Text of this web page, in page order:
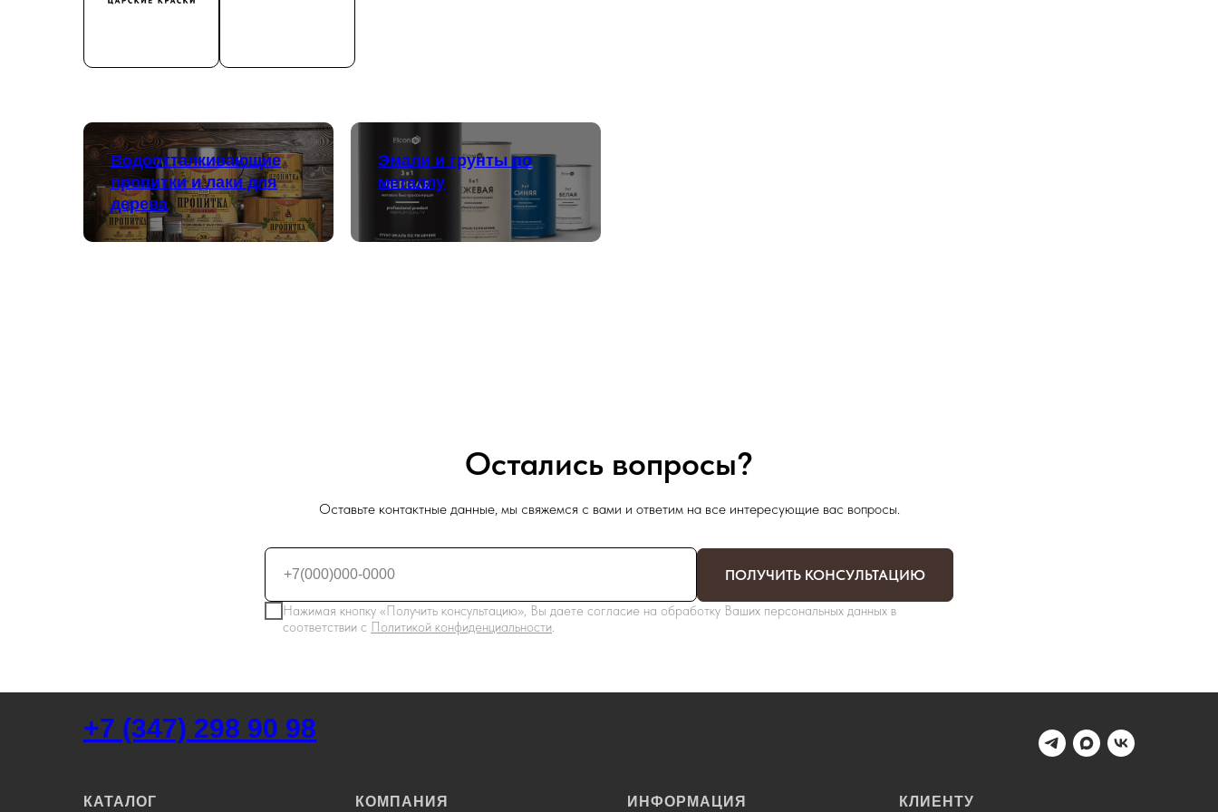
Водоотталкивающие
пропитки и лаки для
дерева
Эмали и грунты по
металлу
Остались вопросы?
Оставьте контактные данные, мы свяжемся с вами и ответим на все интересующие вас вопросы.
Нажимая кнопку «Получить консультацию», Вы даете согласие на обработку Ваших персональных данных в
соответствии с Политикой конфиденциальности.
ПОЛУЧИТЬ КОНСУЛЬТАЦИЮ
+7 (347) 298 90 98
КАТАЛОГ КОМПАНИЯ ИНФОРМАЦИЯ КЛИЕНТУ